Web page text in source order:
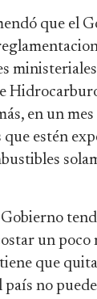
que el
en un
estén
un poco
que
no